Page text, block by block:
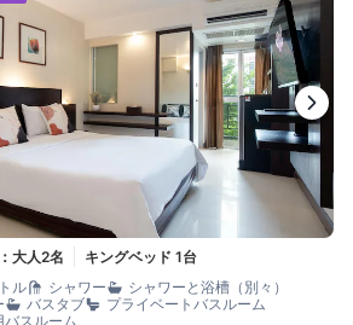
大人2名
キングベッド 1台
ル シャワー
シャワーと浴槽（別々）
バスタブ
プライベートバスルーム
バスルーム